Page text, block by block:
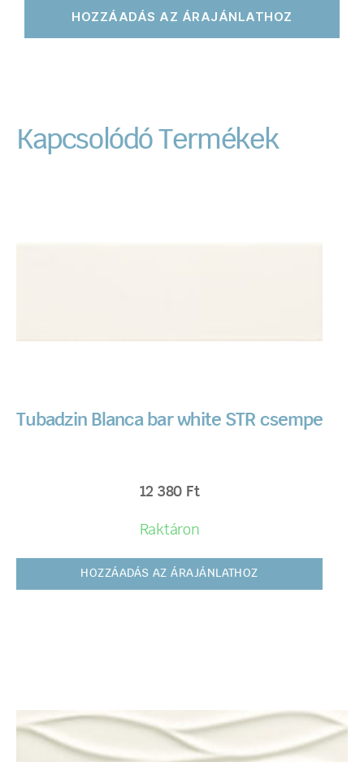
HOZZÁADÁS AZ ÁRAJÁNLATHOZ
Kapcsolódó Termékek
Tubadzin Blanca bar white STR csempe
12 380 Ft
Raktáron
HOZZÁADÁS AZ ÁRAJÁNLATHOZ